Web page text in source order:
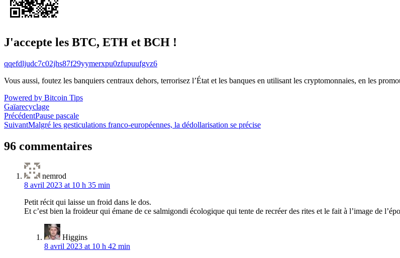
J'accepte les BTC, ETH et BCH !
qqefdljudc7c02jhs87f29yymerxpu0zfupuufgvz6
Vous aussi, foutez les banquiers centraux dehors, terrorisez l’État et les banques en utilisant les cryptomonnaies, en les
Powered by Bitcoin Tips
Gaïarecyclage
Navigation
de
l’article
PrécédentPause pascale
SuivantMalgré les gesticulations franco-européennes, la dédollarisation se précise
96 commentaires
nemrod
8 avril 2023 at 10 h 35 min
Petit récit qui laisse un froid dans le dos.
Et c’est bien la froideur qui émane de ce salmigondi écologique qui tente de recréer des rites et le fait à l’image de
Higgins
8 avril 2023 at 10 h 42 min